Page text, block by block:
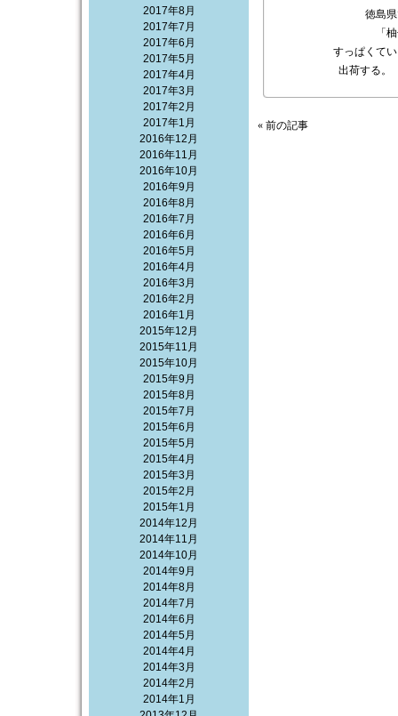
2017年8月
2017年7月
2017年6月
2017年5月
2017年4月
2017年3月
2017年2月
2017年1月
2016年12月
2016年11月
2016年10月
2016年9月
2016年8月
2016年7月
2016年6月
2016年5月
2016年4月
2016年3月
2016年2月
2016年1月
2015年12月
2015年11月
2015年10月
2015年9月
2015年8月
2015年7月
2015年6月
2015年5月
2015年4月
2015年3月
2015年2月
2015年1月
2014年12月
2014年11月
2014年10月
2014年9月
2014年8月
2014年7月
2014年6月
2014年5月
2014年4月
2014年3月
2014年2月
2014年1月
徳島
「
すっぱくて
出荷する。
« 前の記事